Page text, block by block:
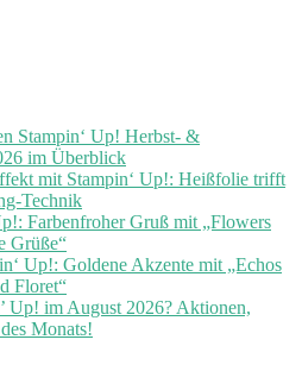
Stampin‘ Up! Herbst- &
im Überblick
mit Stampin‘ Up!: Heißfolie trifft
Technik
Farbenfroher Gruß mit „Flowers
Grüße“
Up!: Goldene Akzente mit „Echos
Floret“
Up! im August 2026? Aktionen,
Monats!